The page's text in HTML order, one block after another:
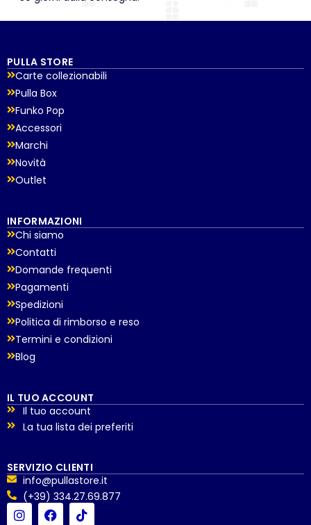
PULLA STORE
Carte collezionabili
Pulla Box
Funko Pop
Accessori
Marchi
Novità
Outlet
INFORMAZIONI
Chi siamo
Contatti
Domande frequenti
Pagamenti
Spedizioni
Politica di rimborso e reso
Termini e condizioni
Blog
IL TUO ACCOUNT
Il tuo account
La tua lista dei preferiti
SERVIZIO CLIENTI
info@pullastore.it
(+39) 334.27.69.877